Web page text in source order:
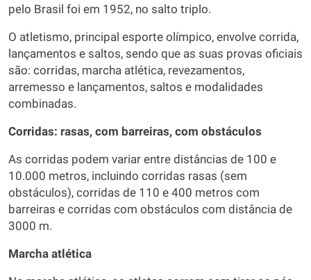
pelo Brasil foi em 1952, no salto triplo.
O atletismo, principal esporte olímpico, envolve corrida,
lançamentos e saltos, sendo que as suas provas oficiais
são: corridas, marcha atlética, revezamentos,
arremesso e lançamentos, saltos e modalidades
combinadas.
Corridas: rasas, com barreiras, com obstáculos
As corridas podem variar entre distâncias de 100 e
10.000 metros, incluindo corridas rasas (sem
obstáculos), corridas de 110 e 400 metros com
barreiras e corridas com obstáculos com distância de
3000 m.
Marcha atlética